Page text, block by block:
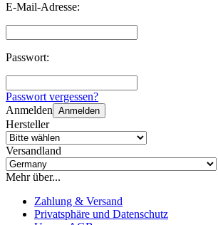
E-Mail-Adresse:
Passwort:
Passwort vergessen?
Anmelden Anmelden
Hersteller
Versandland
Mehr über...
Zahlung & Versand
Privatsphäre und Datenschutz